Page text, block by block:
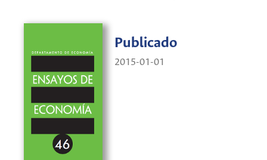
Publicado
2015-01-01